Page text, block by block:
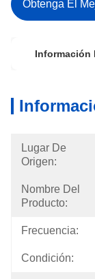
Obtenga El
Información
Lugar De
Origen:
Nombre Del
Producto:
Frecuencia:
Condición: